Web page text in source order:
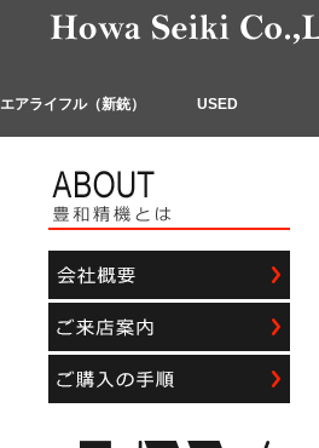
エアライフル（新銃） USED